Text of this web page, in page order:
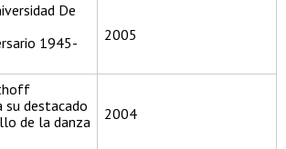
De
1945-
2005
su destacado
de la danza
2004